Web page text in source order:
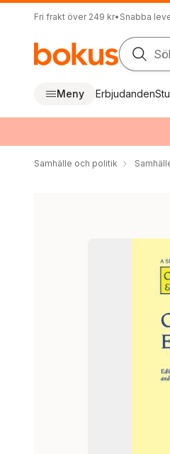
Fri frakt över 249 kr• Snabba
Meny Erbjudanden
Samhälle och politik